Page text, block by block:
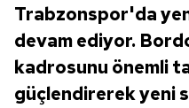
Trabzonspor'da
devam ediyor.
kadrosunu önemli
güçlendirerek yeni